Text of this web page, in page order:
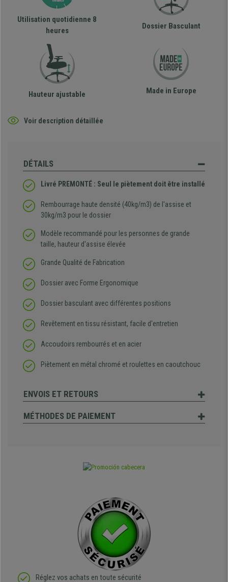
Utilisation quotidienne 8
heures
Dossier Basculant
Hauteur ajustable Made in Europe
Voir description détaillée
DÉTAILS
Livré PREMONTÉ : Seul le piètement doit être installé
Rembourrage haute densité (40kg/m3) de l'assise et
30kg/m3 pour le dossier
Modèle recommandé pour les personnes de grande
taille, hauteur d'assise élevée
Grande Qualité de Fabrication
Dossier avec Forme Ergonomique
Dossier basculant avec différentes positions
Revêtement en tissu résistant, facile d'entretien
Accoudoirs rembourrés et en acier
Piètement en métal chromé et roulettes en caoutchouc
ENVOIS ET RETOURS
MÉTHODES DE PAIEMENT
Réglez vos achats en toute sécurité